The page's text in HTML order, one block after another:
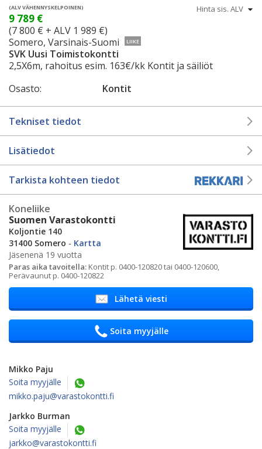
(ALV VÄHENNYSKELPOINEN)
9 789 €
(7 800 € + ALV 1 989 €)
Somero, Varsinais-Suomi
LIIKE
SVK Uusi Toimistokontti
2,5X6m, rahoitus esim. 163€/kk Kontit ja säiliöt
Osasto:
Kontit
Tekniset tiedot
Lisätiedot
Tarkista kohteen tiedot
Koneliike
Suomen Varastokontti
Koljontie 140
31400 Somero - Kartta
Jäsenenä 19 vuotta
Paras aika tavoitella: Kontit p. 0400-120820 tai 0400-120600,
Perävaunut p. 0400-120822
Lähetä viesti
Soita myyjälle
Mikko Paju
Soita myyjälle
mikko.paju@varastokontti.fi
Jarkko Burman
Soita myyjälle
jarkko@varastokontti.fi